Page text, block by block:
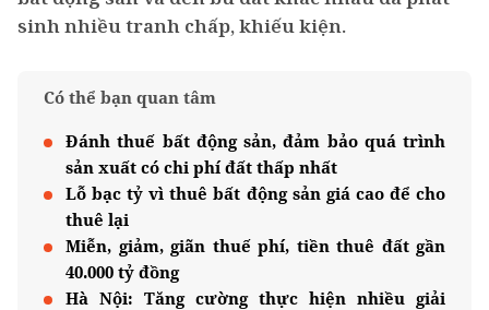
sinh nhiều tranh chấp, khiếu kiện.
Có thể bạn quan tâm
Đánh thuế bất động sản, đảm bảo quá trình
sản xuất có chi phí đất thấp nhất
Lỗ bạc tỷ vì thuê bất động sản giá cao để cho
thuê lại
Miễn, giảm, giãn thuế phí, tiền thuê đất gần
40.000 tỷ đồng
Hà Nội: Tăng cường thực hiện nhiều giải